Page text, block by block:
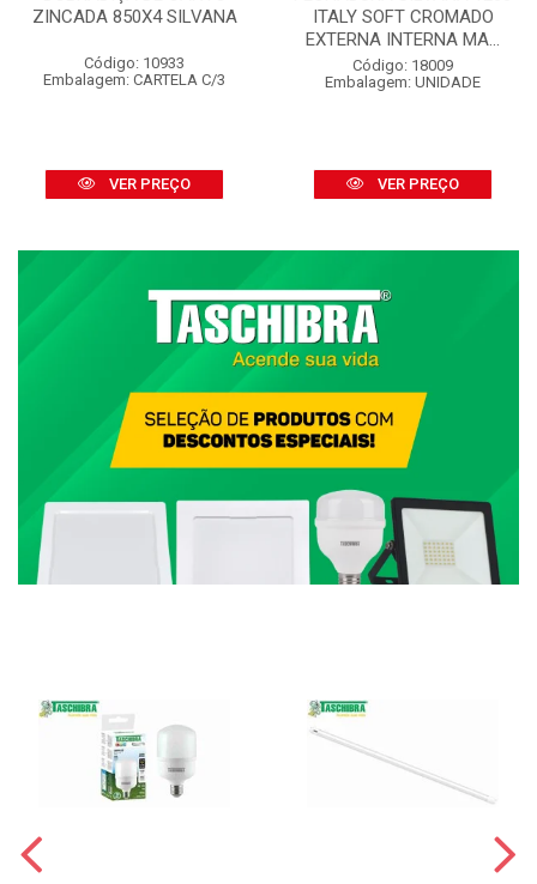
ZINCADA 850X4 SILVANA
Código: 10933
Embalagem: CARTELA C/3
VER PREÇO
ITALY SOFT CROMADO
EXTERNA INTERNA MA...
Código: 18009
Embalagem: UNIDADE
VER PREÇO